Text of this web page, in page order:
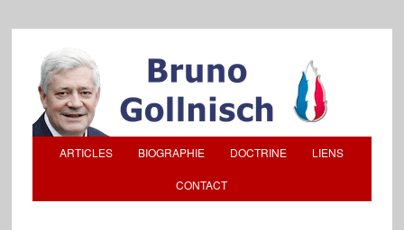
ARTICLES BIOGRAPHIE DOCTRINE LIENS
CONTACT